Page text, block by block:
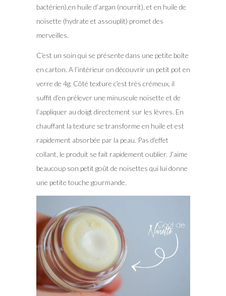
bactérien),en huile d’argan (nourrit), et en huile de
noisette (hydrate et assouplit) promet des
merveilles.
C’est un soin qui se présente dans une petite boîte
en carton. A l’intérieur on découvrir un petit pot en
verre de 4g. Côté texture c’est très crémeux, il
suffit d’en prélever une minuscule noisette et de
l’appliquer au doigt directement sur les lèvres. En
chauffant la texture se transforme en huile et est
rapidement absorbée par la peau. Pas d’effet
collant, le produit se fait rapidement oublier. J’aime
beaucoup son petit goût de noisettes qui lui donne
une petite touche gourmande.